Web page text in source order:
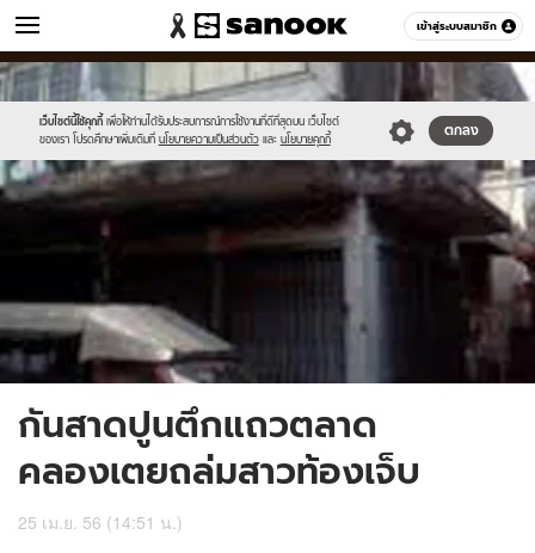
เข้าสู่ระบบสมาชิก
ข่าว หมวดอื่นๆ
เว็บไซต์นี้ใช้คุกกี้ เพื่อให้ท่านได้รับประสบการณ์การใช้งานที่ดีที่สุดบน เว็บไซต์
ของเรา โปรดศึกษาเพิ่มเติมที่ นโยบายความเป็นส่วนตัว และ นโยบายคุกกี้
ตกลง
Sanook
//s.isanook.com/sr/0/images/logo-
new-
sanook.png
600
60
//s.isanook.com/ns/0/ud/236/1182533/448955-
01.jpg
กันสาดปูนตึกแถวตลาด
คลองเตยถล่มสาวท้องเจ็บ
25 เม.ย. 56 (14:51 น.)